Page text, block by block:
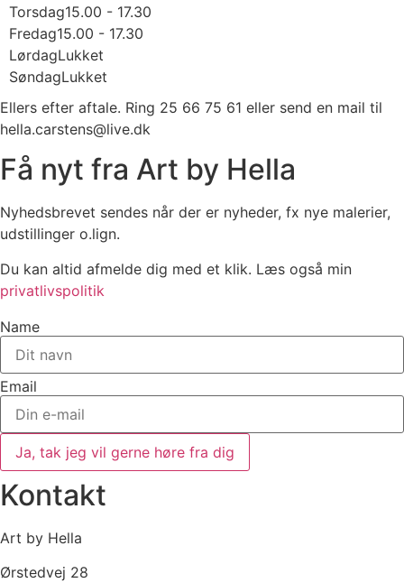
Torsdag15.00 - 17.30
Fredag15.00 - 17.30
LørdagLukket
SøndagLukket
Ellers efter aftale. Ring 25 66 75 61 eller send en mail til
hella.carstens@live.dk
Få nyt fra Art by Hella
Nyhedsbrevet sendes når der er nyheder, fx nye malerier,
udstillinger o.lign.
Du kan altid afmelde dig med et klik. Læs også min
privatlivspolitik
Name
Email
Ja, tak jeg vil gerne høre fra dig
Kontakt
Art by Hella
Ørstedvej 28